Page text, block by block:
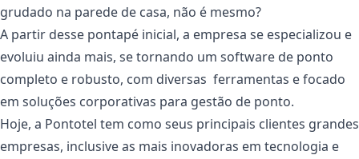
grudado na parede de casa, não é mesmo?
A partir desse pontapé inicial, a empresa se especializou e
evoluiu ainda mais, se tornando um software de ponto
completo e robusto, com diversas ferramentas e focado
em soluções corporativas para gestão de ponto.
Hoje, a Pontotel tem como seus principais clientes grandes
empresas, inclusive as mais inovadoras em tecnologia e